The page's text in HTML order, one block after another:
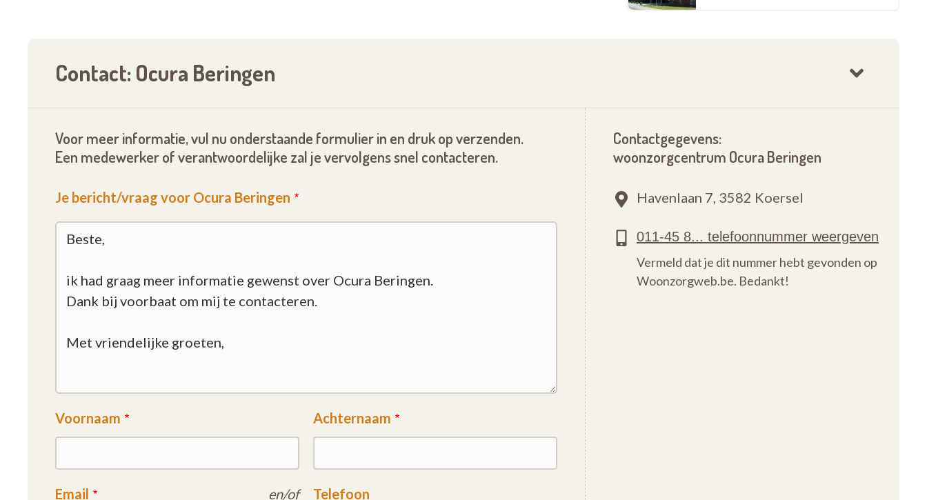
Contact: Ocura Beringen
Voor meer informatie, vul nu onderstaande formulier in en druk op verzenden.
Een medewerker of verantwoordelijke zal je vervolgens snel contacteren.
Je bericht/vraag voor Ocura Beringen
Voornaam Achternaam
Email en/of Telefoon
Contactgegevens:
woonzorgcentrum Ocura Beringen
Havenlaan 7, 3582 Koersel
Vermeld dat je dit nummer hebt gevonden op
Woonzorgweb.be. Bedankt!